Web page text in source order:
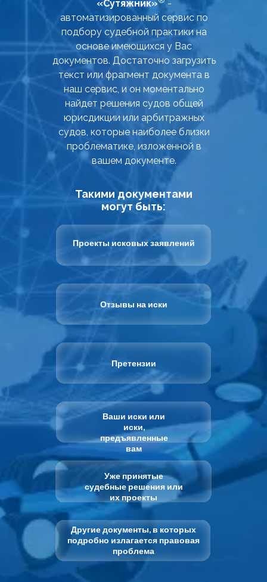
Уже принятые
судебные решения или
их проекты
Претензии
Ваши иски или
иски,
предъявленные
вам
Проекты исковых заявлений
Отзывы на иски
«Сутяжник»
-
автоматизированный сервис по
подбору судебной практики на
основе имеющихся у Вас
документов. Достаточно загрузить
текст или фрагмент документа в
наш сервис, и он моментально
найдет решения судов общей
юрисдикции или арбитражных
судов, которые наиболее близки
проблематике, изложенной в
вашем документе.
Такими документами
могут быть:
Другие документы, в которых
подробно излагается правовая
проблема